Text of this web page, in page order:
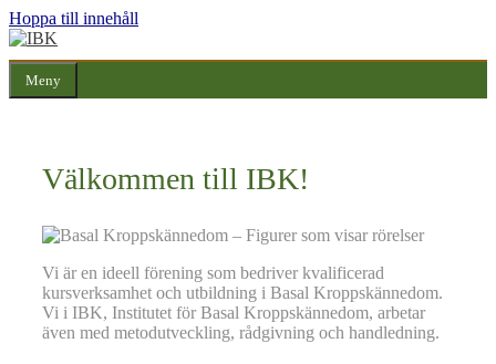
Hoppa till innehåll
Meny
Välkommen till IBK!
Vi är en ideell förening som bedriver kvalificerad
kursverksamhet och utbildning i Basal Kroppskännedom.
Vi i IBK, Institutet för Basal Kroppskännedom, arbetar
även med metodutveckling, rådgivning och handledning.